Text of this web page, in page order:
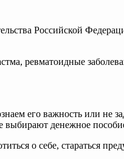
Российской
ревматоидные
его важность или не
денежное
о себе, стараться